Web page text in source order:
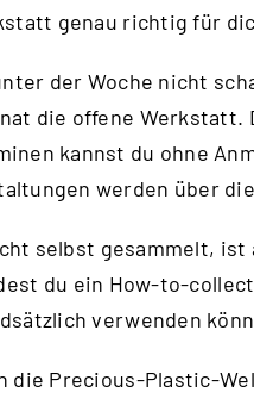
genau richtig für
der Woche nicht
die offene
kannst du ohne
werden über die
selbst gesammelt, ist
du ein How-to-
verwenden
die Precious-Plastic-